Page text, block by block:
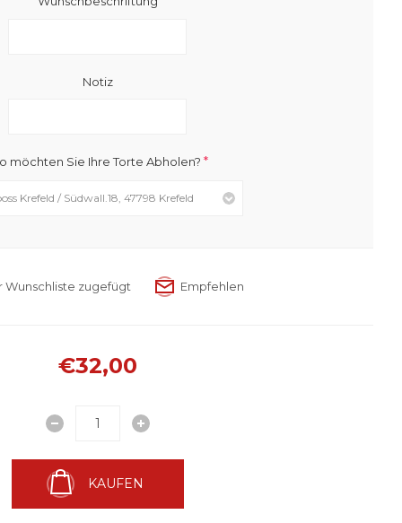
Notiz
möchten Sie Ihre Torte Abholen? *
€32,00
KAUFEN